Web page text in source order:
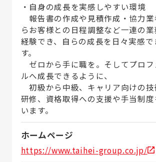
・自身の成長を実感しやすい環境
報告書の作成や見積作成・協力業
らお客様との日程調整など一連の業
経験でき、自らの成長を日々実感で
す。
ゼロから手に職を。そしてプロフ
ルへ成長できるように、
初級から中級、キャリア向けの技
研修、資格取得への支援や手当制度
います。
ホームページ
https://www.taihei-group.co.jp/